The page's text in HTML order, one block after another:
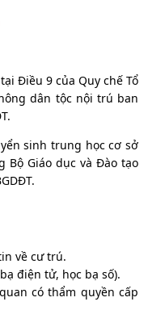
Điều 9 của Quy chế Tổ
dân tộc nội trú ban
sinh trung học cơ sở
Giáo dục và Đào tạo
về cư trú.
điện tử, học bạ số).
có thẩm quyền cấp